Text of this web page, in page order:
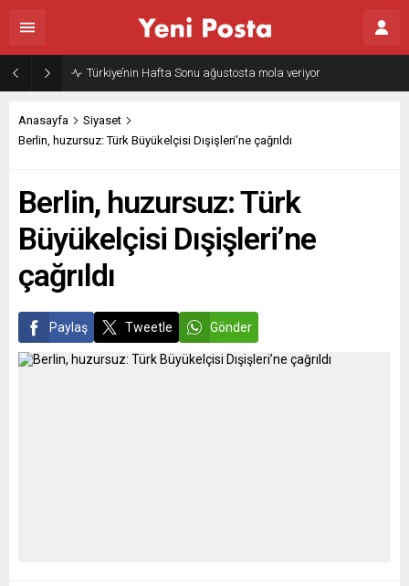
Türkiye’nin Hafta Sonu ağustosta mola veriyor
Anasayfa
Siyaset
Berlin, huzursuz: Türk Büyükelçisi Dışişleri’ne çağrıldı
Berlin, huzursuz: Türk
Büyükelçisi Dışişleri’ne
çağrıldı
Paylaş Tweetle Gönder